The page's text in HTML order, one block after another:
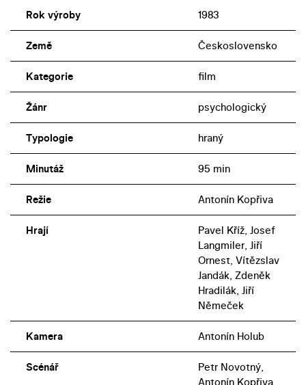
Rok výroby 1983
Země Československo
Kategorie film
Žánr psychologický
Typologie hraný
Minutáž 95 min
Režie Antonín Kopřiva
Hrají
Pavel Kříž, Josef
Langmiler, Jiří
Ornest, Vítězslav
Jandák, Zdeněk
Hradilák, Jiří
Němeček
Kamera Antonín Holub
Scénář
Petr Novotný,